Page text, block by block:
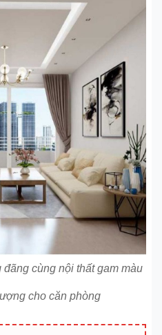
cùng nội thất gam màu
cho căn phòng